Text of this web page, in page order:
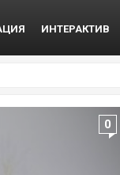
ИНТЕРАКТИВ
0